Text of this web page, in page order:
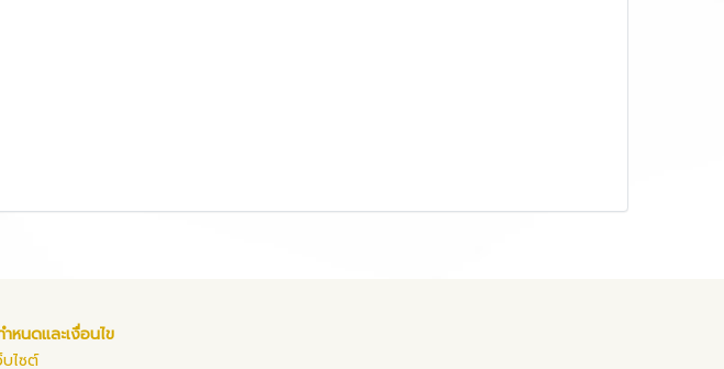
หนดและเงื่อนไข
บไซต์